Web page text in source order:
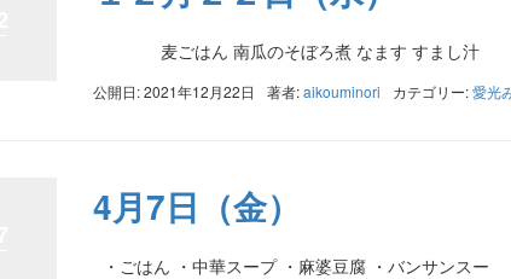
麦ごはん 南瓜のそぼろ煮 なます すまし汁
公開日: 2021年12月22日 著者:aikouminori カテゴリー:愛光
4月7日（金）
・ごはん ・中華スープ ・麻婆豆腐 ・バンサンスー